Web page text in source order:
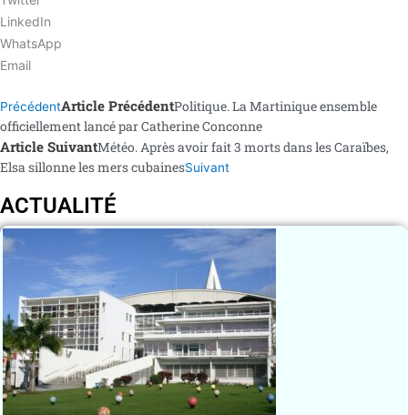
LinkedIn
WhatsApp
Email
PrécédentArticle PrécédentPolitique. La Martinique ensemble
officiellement lancé par Catherine Conconne
Article SuivantMétéo. Après avoir fait 3 morts dans les Caraïbes,
Elsa sillonne les mers cubainesSuivant
ACTUALITÉ